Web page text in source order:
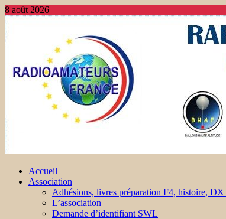
8 août 2026
Accueil
Association
Adhésions, livres préparation F4, histoire,
L’association
Demande d’identifiant SWL